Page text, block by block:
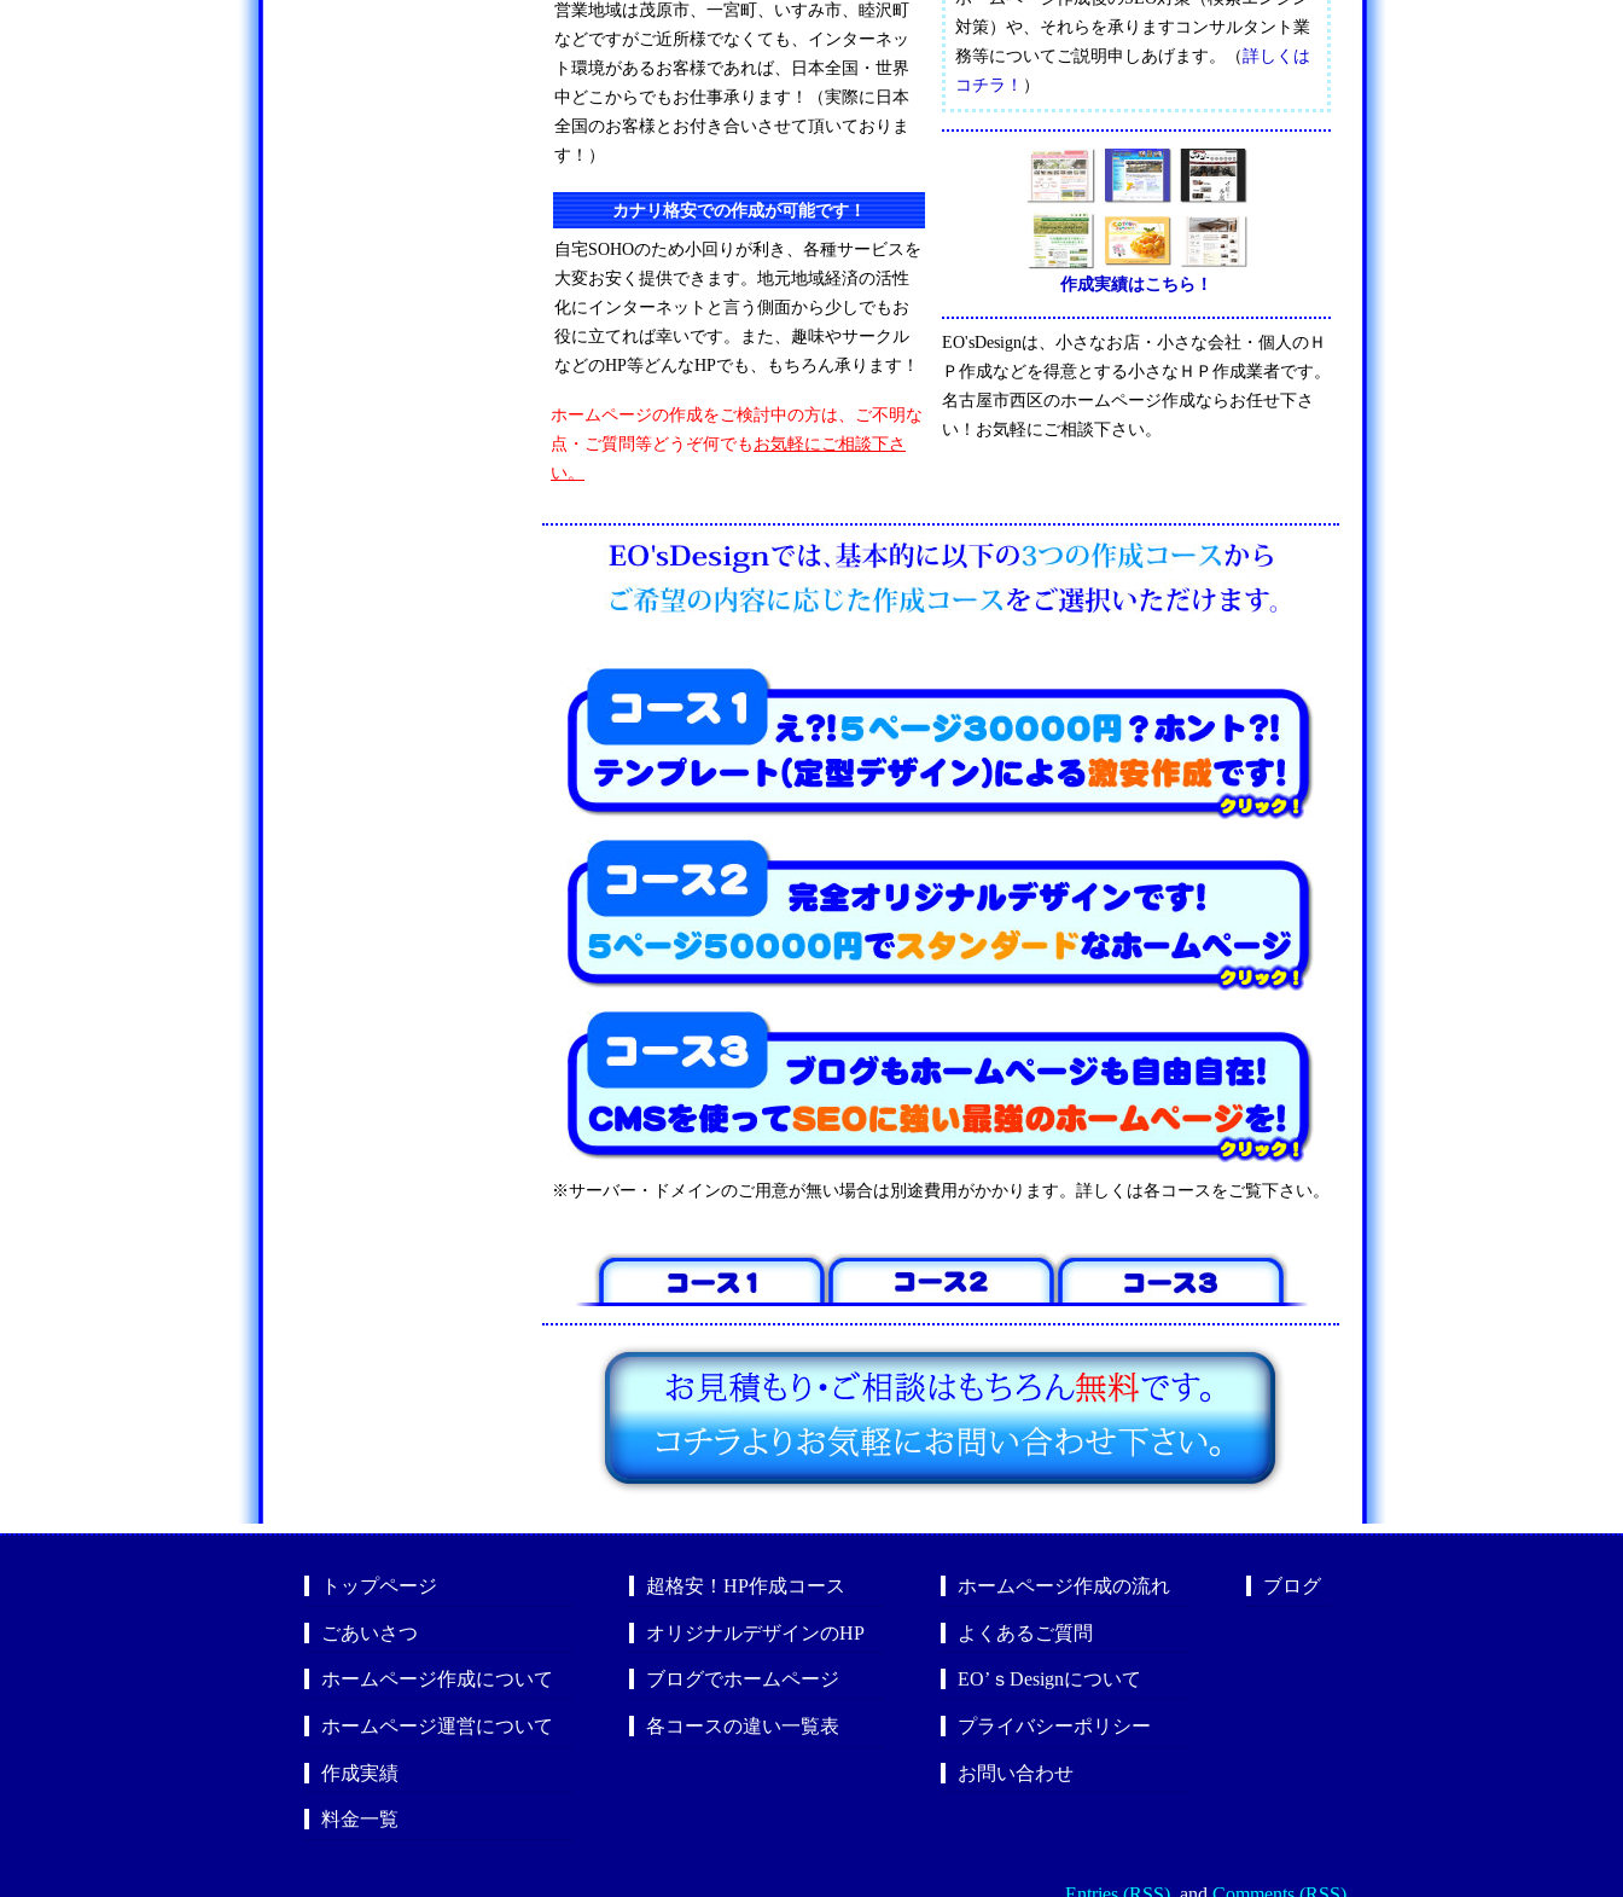
営業地域は茂原市、一宮町、いすみ市、睦沢町
などですがご近所様でなくても、インターネッ
ト環境があるお客様であれば、日本全国・世界
中どこからでもお仕事承ります！（実際に日本
全国のお客様とお付き合いさせて頂いておりま
す！）
カナリ格安での作成が可能です！
自宅SOHOのため小回りが利き、各種サービスを
大変お安く提供できます。地元地域経済の活性
化にインターネットと言う側面から少しでもお
役に立てれば幸いです。また、趣味やサークル
などのHP等どんなHPでも、もちろん承ります！
ホームページの作成をご検討中の方は、ご不明な
点・ご質問等どうぞ何でもお気軽にご相談下さ
い。
対策）や、それらを承りますコンサルタント業
務等についてご説明申しあげます。（詳しくは
コチラ！ ）
作成実績はこちら！
EO'sDesignは、小さなお店・小さな会社・個人のＨ
Ｐ作成などを得意とする小さなＨＰ作成業者です。
名古屋市西区のホームページ作成ならお任せ下さ
い！お気軽にご相談下さい。
※サーバー・ドメインのご用意が無い場合は別途費用がかかります。詳しくは各コースをご覧下さい。
トップページ
ごあいさつ
ホームページ作成について
ホームページ運営について
作成実績
料金一覧
超格安！HP作成コース
オリジナルデザインのHP
ブログでホームページ
各コースの違い一覧表
ホームページ作成の流れ
よくあるご質問
EO’ｓDesignについて
プライバシーポリシー
お問い合わせ
ブログ